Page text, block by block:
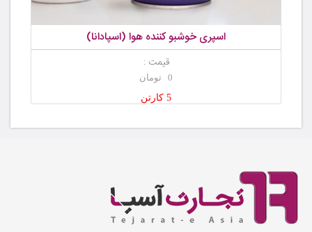
اسپری خوشبو کننده هوا (اسپادانا)
قیمت :
0 تومان
5 کارتن